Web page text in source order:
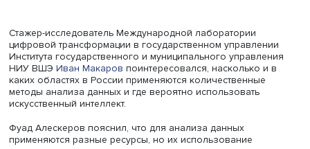
предложили проанализировать данные по покупкам в
Metro в одной из стран Европы более 1,5 млн человек
многим тысячам наименований товаров за год. Их
обычными методами означала, что расчеты по одной
категории заняли бы около 4,5 часа. Исследователи
разработали более эффективные суперпозиционные
Применение этой методики позволяет сегментировать
потребительскую корзину для роста продаж.